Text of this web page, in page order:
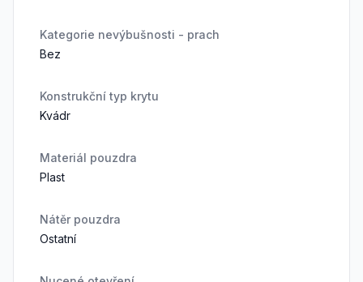
Kategorie nevýbušnosti - prach
Bez
Konstrukční typ krytu
Kvádr
Materiál pouzdra
Plast
Nátěr pouzdra
Ostatní